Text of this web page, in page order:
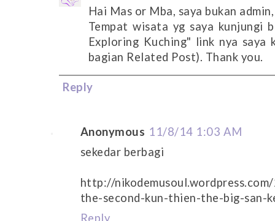
Hai Mas or Mba, saya bukan
Tempat wisata yg saya kunjungi
Exploring Kuching" link nya
bagian Related Post). Thank you.
Reply
Anonymous 11/8/14 1:03 AM
sekedar berbagi
http://
the-second-kun-thien-the-big-san-
Reply